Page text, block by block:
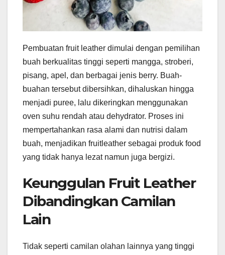
Pembuatan fruit leather dimulai dengan pemilihan
buah berkualitas tinggi seperti mangga, stroberi,
pisang, apel, dan berbagai jenis berry. Buah-
buahan tersebut dibersihkan, dihaluskan hingga
menjadi puree, lalu dikeringkan menggunakan
oven suhu rendah atau dehydrator. Proses ini
mempertahankan rasa alami dan nutrisi dalam
buah, menjadikan fruitleather sebagai produk food
yang tidak hanya lezat namun juga bergizi.
Keunggulan Fruit Leather
Dibandingkan Camilan
Lain
Tidak seperti camilan olahan lainnya yang tinggi